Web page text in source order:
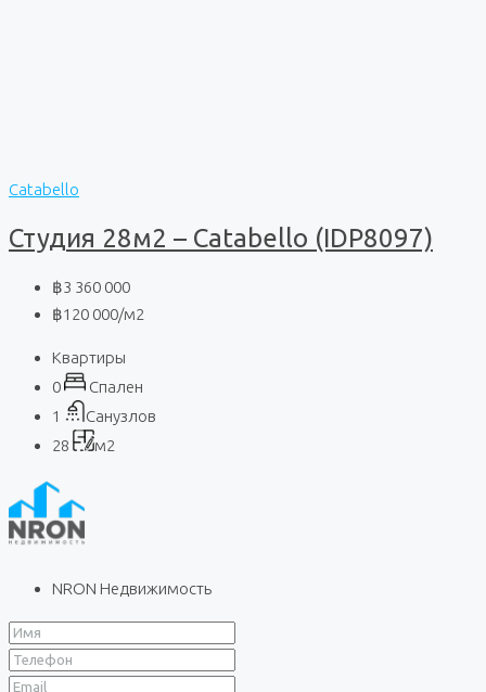
Catabello
Студия 28м2 – Catabello (IDP8097)
฿3 360 000
฿120 000/м2
Квартиры
0
Спален
1
Санузлов
28
м2
NRON Недвижимость